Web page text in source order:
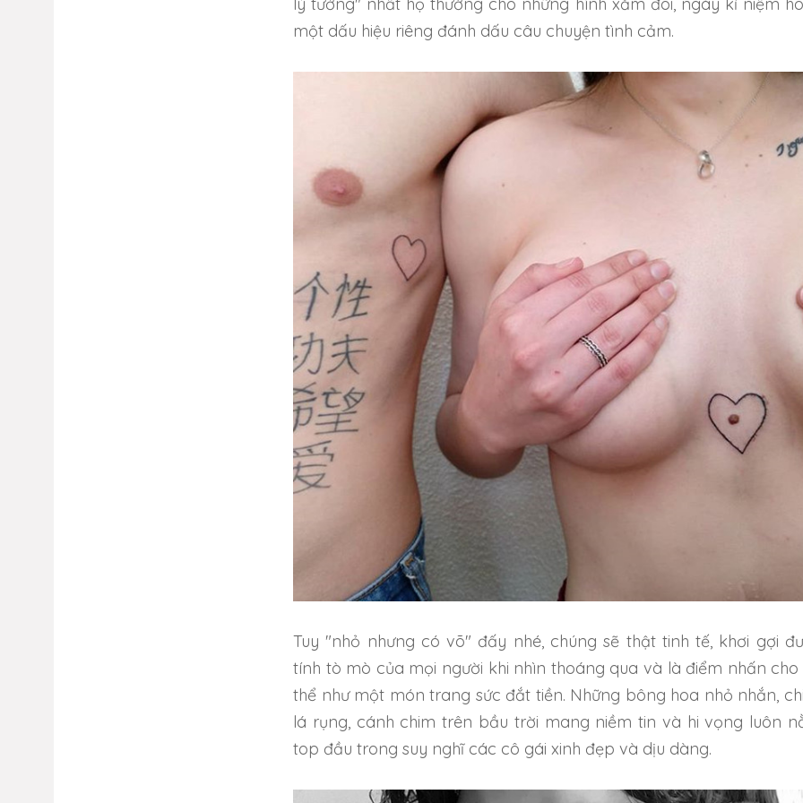
một dấu hiệu riêng đánh dấu câu chuyện tình cảm.
Tuy "nhỏ nhưng có võ" đấy nhé, chúng sẽ thật tinh tế, khơi gợi
tính tò mò của mọi người khi nhìn thoáng qua và là điểm nhấn
thể như một món trang sức đắt tiền. Những bông hoa nhỏ nhắn,
lá rụng, cánh chim trên bầu trời mang niềm tin và hi vọng luôn
top đầu trong suy nghĩ các cô gái xinh đẹp và dịu dàng.